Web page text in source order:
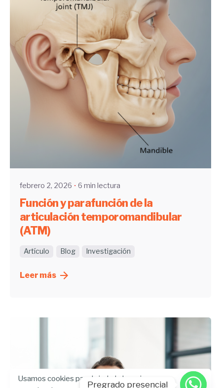
febrero 2, 2026 6 min lectura
Función y parafunción de la
articulación temporomandibular
(ATM)
Artículo Blog Investigación
Leer más
Usamos cookies para brindarle la mejor
Pregrado presencial